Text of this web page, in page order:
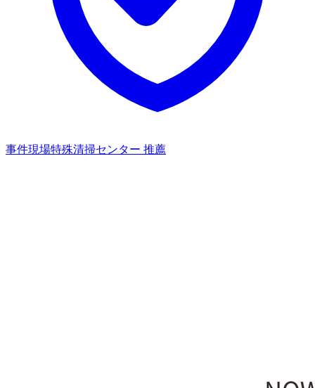
事件現場特殊清掃センター 推薦